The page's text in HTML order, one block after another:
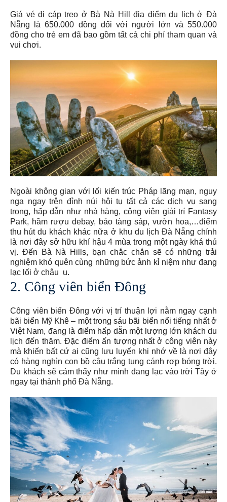
Giá vé đi cáp treo ở Bà Nà Hill địa điểm du lịch ở Đà
Nẵng là 650.000 đồng đối với người lớn và 550.000
đồng cho trẻ em đã bao gồm tất cả chi phí tham quan và
vui chơi.
Ngoài không gian với lối kiến trúc Pháp lãng mạn, nguy
nga ngay trên đỉnh núi hội tụ tất cả các dịch vụ sang
trọng, hấp dẫn như nhà hàng, công viên giải trí Fantasy
Park, hầm rượu debay, bảo tàng sáp, vườn hoa,…điểm
thu hút du khách khác nữa ở khu du lịch Đà Nẵng chính
là nơi đây sở hữu khí hậu 4 mùa trong một ngày khá thú
vị. Đến Bà Nà Hills, bạn chắc chắn sẽ có những trải
nghiệm khó quên cùng những bức ảnh kỉ niệm như đang
lạc lối ở châu u.
2. Công viên biển Đông
Công viên biển Đông với vị trí thuận lợi nằm ngay cạnh
bãi biển Mỹ Khê – một trong sáu bãi biển nổi tiếng nhất ở
Việt Nam, đang là điểm hấp dẫn một lượng lớn khách du
lịch đến thăm. Đặc điểm ấn tượng nhất ở công viên này
mà khiến bất cứ ai cũng lưu luyến khi nhớ về là nơi đây
có hàng nghìn con bồ câu trắng tung cánh rợp bóng trời.
Du khách sẽ cảm thấy như mình đang lạc vào trời Tây ở
ngay tại thành phố Đà Nẵng.